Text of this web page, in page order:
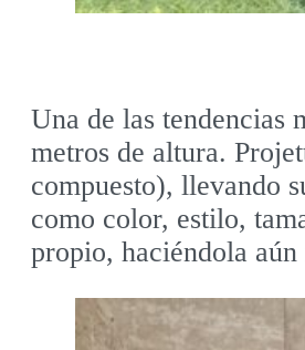
Una de las tendencias
metros de altura.
compuesto), llevando
como color, estilo,
propio, haciéndola